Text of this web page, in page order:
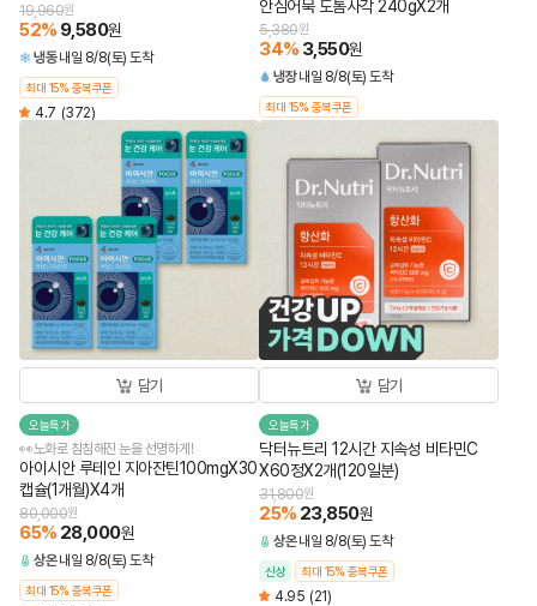
19,960원
52% 9,580원
냉동 내일 8/8(토) 도착
최대 15% 중복쿠폰
4.7 (372)
안심어묵 도톰사각 240gX2개
5,380원
34% 3,550원
냉장 내일 8/8(토) 도착
최대 15% 중복쿠폰
담기
오늘특가
👀노화로 침침해진 눈을 선명하게!
아이시안 루테인 지아잔틴100mgX30
캡슐(1개월)X4개
80,000원
65% 28,000원
상온 내일 8/8(토) 도착
최대 15% 중복쿠폰
담기
오늘특가
닥터뉴트리 12시간 지속성 비타민C
X60정X2개(120일분)
31,800원
25% 23,850원
상온 내일 8/8(토) 도착
신상 최대 15% 중복쿠폰
4.95 (21)